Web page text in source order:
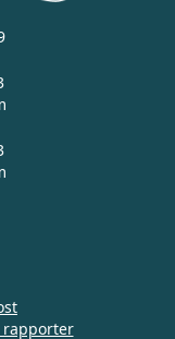
rapporter